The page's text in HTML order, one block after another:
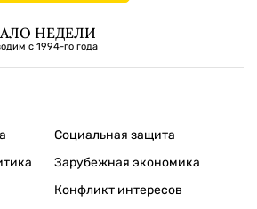
НЕДЕЛИ
с 1994-го года
Социальная защита
Зарубежная экономика
Конфликт интересов